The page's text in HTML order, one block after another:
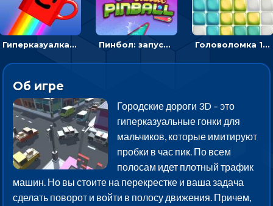
Гиперказуалка Летающая чашка кофе: двигаться и собирать кубики сахара Пинбол: запускать шарик, чтобы выбивать очки Головоломка 10х10
Об игре
Городские дороги 3D – это
гиперказуальные гонки для
мальчиков, которые имитируют
пробки в час пик. По всем
полосам идет плотный трафик
машин. Но вы стоите на перекрестке и ваша задача
сделать поворот и войти в полосу движения. Причем,